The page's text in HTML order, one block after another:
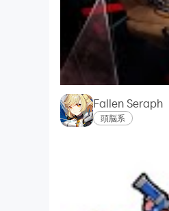
Fallen Seraph
頭脳系